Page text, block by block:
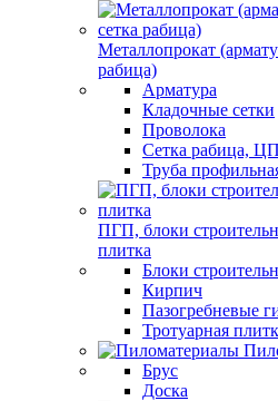
Металлопрокат
рабица)
Арматура
Кладочные сетки
Проволока
Сетка рабица,
Труба
ПГП, блоки
плитка
Блоки
Кирпич
Пазогребневые
Тротуарная
Брус
Доска